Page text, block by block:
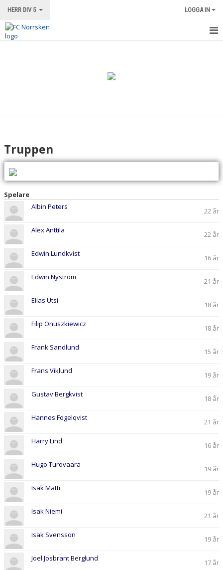
HERR DIV 5 LOGGA IN
BILDGALLERI
DOKUMENT
Truppen
Spelare
Albin Peters
22 år
Alex Anttila 22 år
Edwin Lundkvist 16 år
Edwin Nyström 21 år
Elias Utsi 18 år
Filip Onuszkiewicz 18 år
Frank Sandlund 15 år
Frans Viklund 19 år
Gustav Bergkvist 18 år
Hannes Fogelqvist 21 år
Harry Lind 16 år
Hugo Turovaara 19 år
Isak Matti 19 år
Isak Niemi 21 år
Isak Svensson 19 år
Joel Josbrant Berglund 17 år